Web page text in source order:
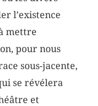
l’existence
mettre
pour nous
sous-jacente,
se révélera
et